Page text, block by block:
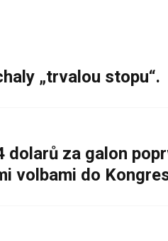
„trvalou stopu“.
dolarů za galon
volbami do